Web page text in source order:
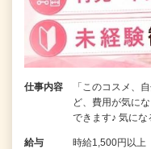
仕事内容
「このコスメ、
ど、費用が気に
できます♪ 気に
給与
時給1,500円以上